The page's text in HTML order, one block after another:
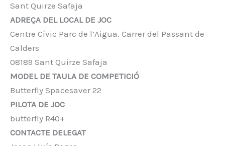
Sant Quirze Safaja
ADREÇA DEL LOCAL DE JOC
Centre Cívic Parc de l’Aigua. Carrer del Passant de
Calders
08189 Sant Quirze Safaja
MODEL DE TAULA DE COMPETICIÓ
Butterfly Spacesaver 22
PILOTA DE JOC
butterfly R40+
CONTACTE DELEGAT